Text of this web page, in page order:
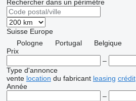
Rechercher dans un périmètre
Suisse Europe
Pologne
Portugal
Belgique
Prix
–
Type d'annonce
vente location du fabricant leasing crédit
Année
–